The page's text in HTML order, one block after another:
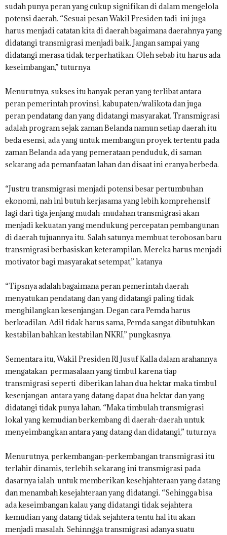
sudah punya peran yang cukup signifikan di dalam mengelola
potensi daerah. “Sesuai pesan Wakil Presiden tadi ini juga
harus menjadi catatan kita di daerah bagaimana daerahnya yang
didatangi transmigrasi menjadi baik. Jangan sampai yang
didatangi merasa tidak terperhatikan. Oleh sebab itu harus ada
keseimbangan,” tuturnya
Menurutnya, sukses itu banyak peran yang terlibat antara
peran pemerintah provinsi, kabupaten/walikota dan juga
peran pendatang dan yang didatangi masyarakat. Transmigrasi
adalah program sejak zaman Belanda namun setiap daerah itu
beda esensi, ada yang untuk membangun proyek tertentu pada
zaman Belanda ada yang pemerataan penduduk, di saman
sekarang ada pemanfaatan lahan dan disaat ini eranya berbeda.
“Justru transmigrasi menjadi potensi besar pertumbuhan
ekonomi, nah ini butuh kerjasama yang lebih komprehensif
lagi dari tiga jenjang mudah-mudahan transmigrasi akan
menjadi kekuatan yang mendukung percepatan pembangunan
di daerah tujuannya itu. Salah satunya membuat terobosan baru
transmigrasi berbasiskan keterampilan. Mereka harus menjadi
motivator bagi masyarakat setempat,” katanya
“Tipsnya adalah bagaimana peran pemerintah daerah
menyatukan pendatang dan yang didatangi paling tidak
menghilangkan kesenjangan. Degan cara Pemda harus
berkeadilan. Adil tidak harus sama, Pemda sangat dibutuhkan
kestabilan bahkan kestabilan NKRI,” pungkasnya.
Sementara itu, Wakil Presiden RI Jusuf Kalla dalam arahannya
mengatakan permasalaan yang timbul karena tiap
transmigrasi seperti diberikan lahan dua hektar maka timbul
kesenjangan antara yang datang dapat dua hektar dan yang
didatangi tidak punya lahan. “Maka timbulah transmigrasi
lokal yang kemudian berkembang di daerah-daerah untuk
menyeimbangkan antara yang datang dan didatangi,” tuturnya
Menurutnya, perkembangan-perkembangan transmigrasi itu
terlahir dinamis, terlebih sekarang ini transmigrasi pada
dasarnya ialah untuk memberikan kesehjahteraan yang datang
dan menambah kesejahteraan yang didatangi. “Sehingga bisa
ada keseimbangan kalau yang didatangi tidak sejahtera
kemudian yang datang tidak sejahtera tentu hal itu akan
menjadi masalah. Sehinngga transmigrasi adanya suatu